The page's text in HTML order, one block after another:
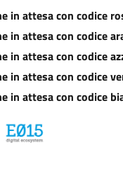
in attesa con codice
in attesa con codice
in attesa con codice
in attesa con codice
in attesa con codice